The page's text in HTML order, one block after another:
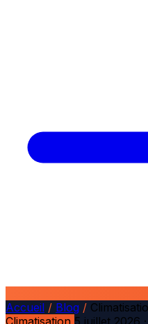
Accueil / Blog /
Climatisation 5 juillet 2026